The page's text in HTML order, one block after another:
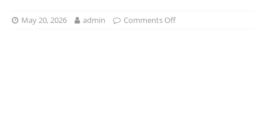
May 20, 2026 admin Comments Off